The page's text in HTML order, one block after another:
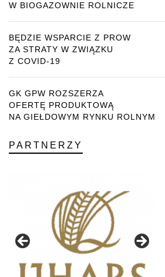
W BIOGAZOWNIE ROLNICZE
BĘDZIE WSPARCIE Z PROW
ZA STRATY W ZWIĄZKU
Z COVID-19
GK GPW ROZSZERZA
OFERTĘ PRODUKTOWĄ
NA GIEŁDOWYM RYNKU ROLNYM
PARTNERZY